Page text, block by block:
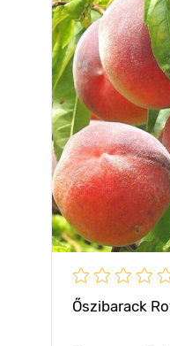
Őszibarack